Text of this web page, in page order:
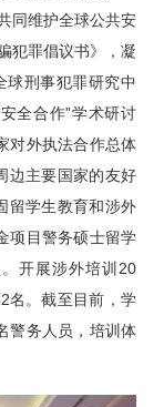
同维护全球公共安
犯罪倡议书》，凝
球刑事犯罪研究中
全合作”学术研讨
对外执法合作总体
边主要国家的友好
留学生教育和涉外
项目警务硕士留学
开展涉外培训20
名。截至目前，学
警务人员，培训体